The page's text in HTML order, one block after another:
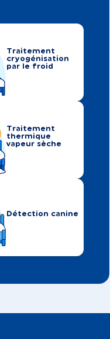
Traitement
cryogénisation
par le froid
Traitement
thermique
vapeur sèche
Détection canine